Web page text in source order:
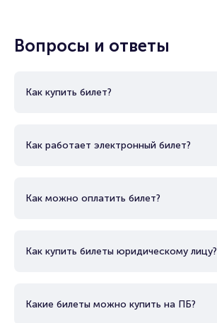
читайте в разделах:
Организаторам
Вопросы и ответы
Как купить билет?
Как работает электронный билет?
Как можно оплатить билет?
Как купить билеты юридическому лицу?
Какие билеты можно купить на ПБ?